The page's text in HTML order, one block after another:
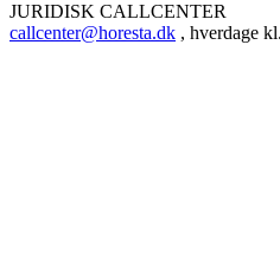
JURIDISK CALLCENTER
callcenter@horesta.dk , hverdage